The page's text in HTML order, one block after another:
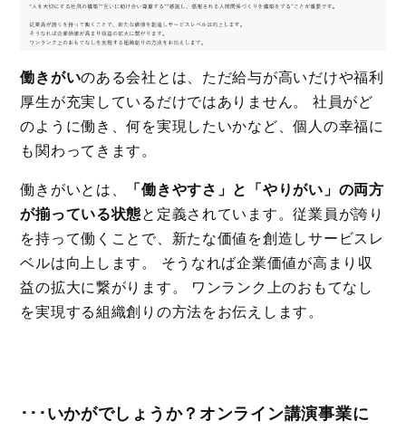
働きがいのある会社とは、ただ給与が高いだけや福利
厚生が充実しているだけではありません。 社員がど
のように働き、何を実現したいかなど、個人の幸福に
も関わってきます。
働きがいとは、
「働きやすさ」と「やりがい」の両方
が揃っている状態と定義されています。従業員が誇り
を持って働くことで、新たな価値を創造しサービスレ
ベルは向上します。 そうなれば企業価値が高まり収
益の拡大に繋がります。 ワンランク上のおもてなし
を実現する組織創りの方法をお伝えします。
･･･いかがでしょうか？オンライン講演事業に